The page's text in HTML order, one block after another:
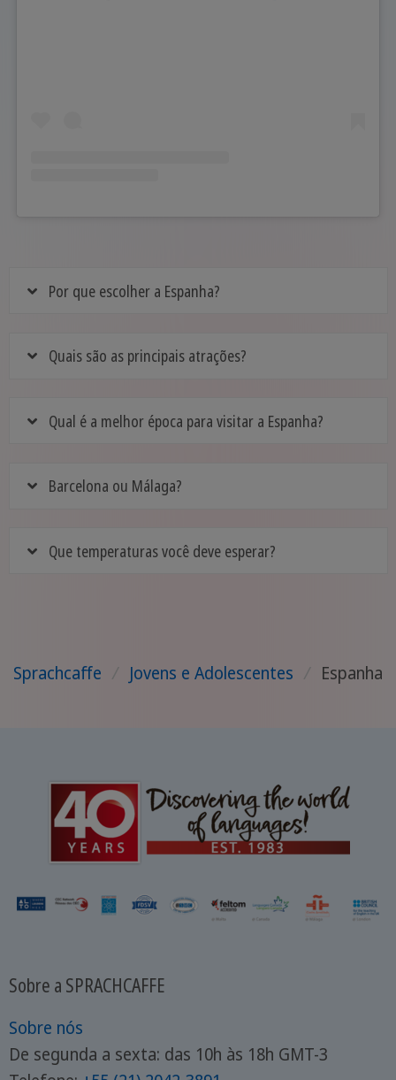
Por que escolher a Espanha?
Quais são as principais atrações?
Qual é a melhor época para visitar a Espanha?
Barcelona ou Málaga?
Que temperaturas você deve esperar?
Sprachcaffe / Jovens e Adolescentes / Espanha
Sobre a SPRACHCAFFE
Sobre nós
De segunda a sexta: das 10h às 18h GMT-3